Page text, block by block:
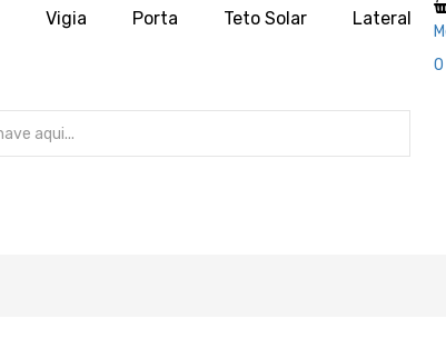
Vigia Porta Teto Solar Lateral
0